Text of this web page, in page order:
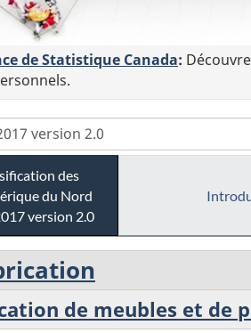
de Statistique Canada:
des
du Nord
version 2.0
de meubles et de